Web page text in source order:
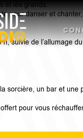
et les grands.
pour danser et
suivie de l’allumage
sorcière, un bar et
pour vous